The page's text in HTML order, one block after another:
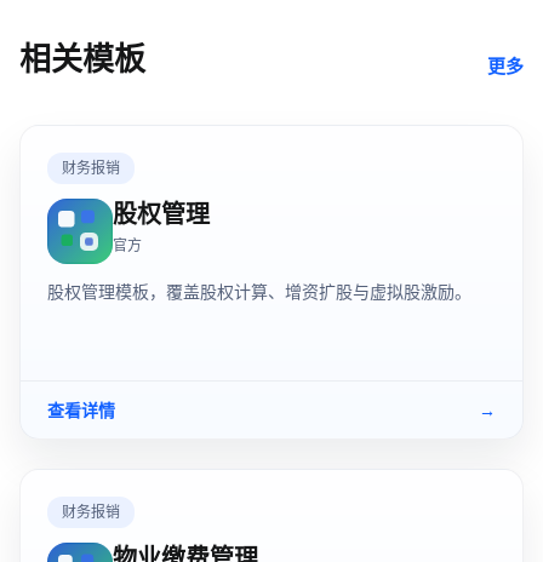
相关模板 更多
财务报销
股权管理
官方
股权管理模板，覆盖股权计算、增资扩股与虚拟股激励。
查看详情 →
财务报销